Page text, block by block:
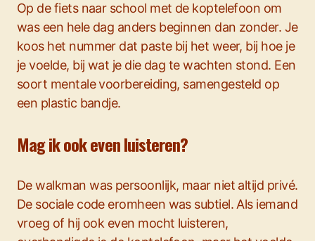
Op de fiets naar school met de koptelefoon om
was een hele dag anders beginnen dan zonder. Je
koos het nummer dat paste bij het weer, bij hoe je
je voelde, bij wat je die dag te wachten stond. Een
soort mentale voorbereiding, samengesteld op
een plastic bandje.
Mag ik ook even luisteren?
De walkman was persoonlijk, maar niet altijd privé.
De sociale code eromheen was subtiel. Als iemand
vroeg of hij ook even mocht luisteren,